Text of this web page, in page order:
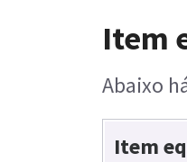
Item
Abaixo
Item